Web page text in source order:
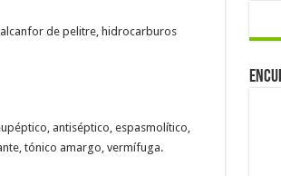
de pelitre, hidrocarburos
antiséptico, espasmolítico,
tónico amargo, vermífuga.